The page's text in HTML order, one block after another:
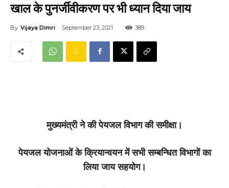
खाल के पुनर्जीवीकरण पर भी ध्यान दिया जाय
By Vijaya Dimri September 23, 2021 389
मुख्यमंत्री ने की पेयजल विभाग की समीक्षा।
पेयजल योजनाओं के क्रियान्वयन में सभी सम्बन्धित विभागों का
लिया जाय सहयोग।